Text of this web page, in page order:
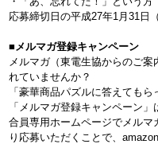
応募締切日の平成27年1月31日
■メルマガ登録キャンペーン
メルマガ（東電生協からのご
れていませんか？
「豪華商品パズルに答えても
「メルマガ登録キャンペーン
合員専用ホームページでメルマ
り応募いただくことで、